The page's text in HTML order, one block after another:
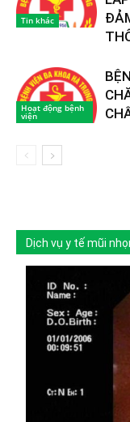
Tin khác
Hoạt động bệnh
viện
Dịch vụ y tế mũi